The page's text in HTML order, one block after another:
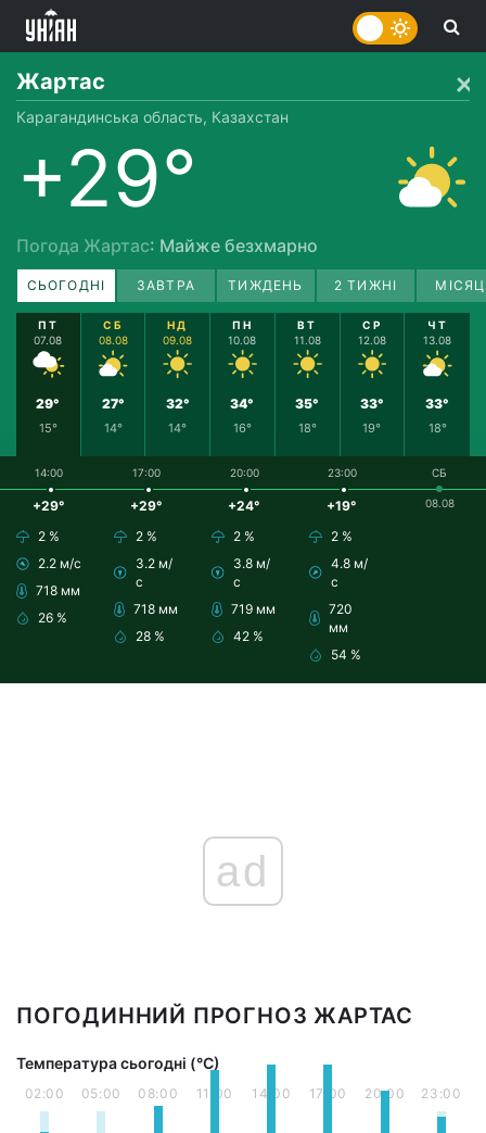
Жартас
Карагандинська область, Казахстан
+29°
Погода Жартас: Майже безхмарно
СЬОГОДНІ ЗАВТРА ТИЖДЕНЬ 2 ТИЖНІ
ПТ
07.08
29°
15°
СБ
08.08
27°
14°
НД
09.08
32°
14°
ПН
10.08
34°
16°
ВТ
11.08
35°
18°
СР
12.08
33°
19°
ЧТ
13.08
33°
18°
14:00
+29°
2 %
2.2 м/с
718 мм
26 %
17:00
+29°
2 %
3.2 м/
с
718 мм
28 %
20:00
+24°
2 %
3.8 м/
с
719 мм
42 %
23:00
+19°
2 %
4.8 м/
с
720
мм
54 %
СБ
08.08
ad
ПОГОДИННИЙ ПРОГНОЗ ЖАРТАС
Температура сьогодні (°С)
02:00 05:00 08:00 11:00 14:00 17:00 20:00 23:00